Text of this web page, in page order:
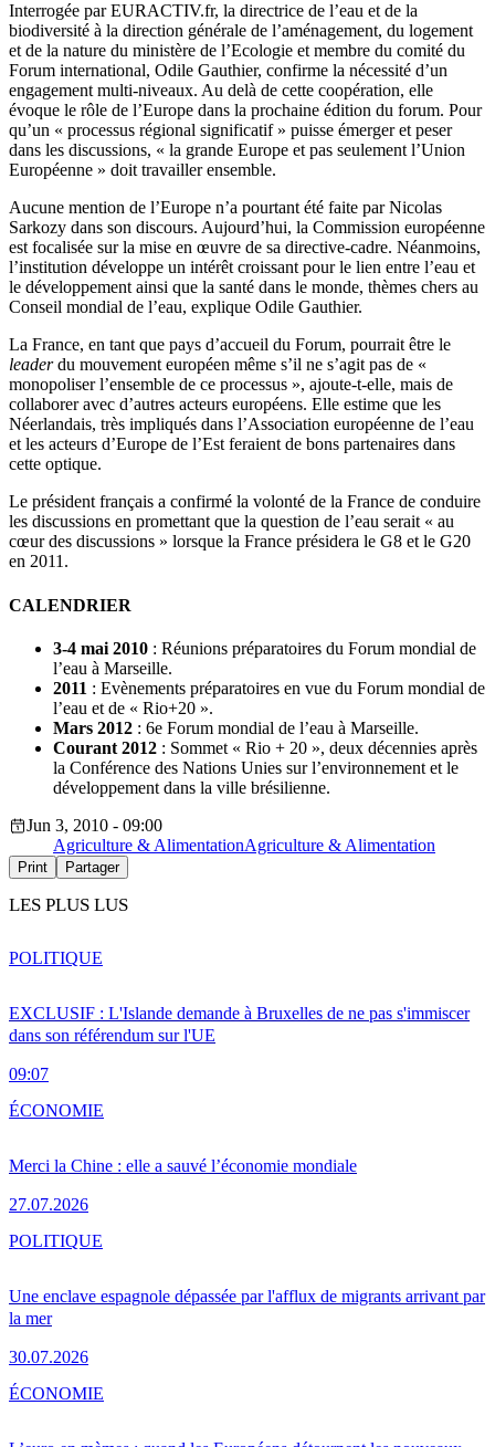
Interrogée par EURACTIV.fr, la directrice de l’eau et de la
biodiversité à la direction générale de l’aménagement, du logement
et de la nature du ministère de l’Ecologie et membre du comité du
Forum international, Odile Gauthier, confirme la nécessité d’un
engagement multi-niveaux. Au delà de cette coopération, elle
évoque le rôle de l’Europe dans la prochaine édition du forum. Pour
qu’un « processus régional significatif » puisse émerger et peser
dans les discussions, « la grande Europe et pas seulement l’Union
Européenne » doit travailler ensemble.
Aucune mention de l’Europe n’a pourtant été faite par Nicolas
Sarkozy dans son discours. Aujourd’hui, la Commission européenne
est focalisée sur la mise en œuvre de sa directive-cadre. Néanmoins,
l’institution développe un intérêt croissant pour le lien entre l’eau et
le développement ainsi que la santé dans le monde, thèmes chers au
Conseil mondial de l’eau, explique Odile Gauthier.
La France, en tant que pays d’accueil du Forum, pourrait être le
leaderdu mouvement européen même s’il ne s’agit pas de «
monopoliser l’ensemble de ce processus », ajoute-t-elle, mais de
collaborer avec d’autres acteurs européens. Elle estime que les
Néerlandais, très impliqués dans l’Association européenne de l’eau
et les acteurs d’Europe de l’Est feraient de bons partenaires dans
cette optique.
Le président français a confirmé la volonté de la France de conduire
les discussions en promettant que la question de l’eau serait « au
cœur des discussions » lorsque la France présidera le G8 et le G20
en 2011.
CALENDRIER
3-4 mai 2010 : Réunions préparatoires du Forum mondial de
l’eau à Marseille.
2011 : Evènements préparatoires en vue du Forum mondial de
l’eau et de « Rio+20 ».
Mars 2012 : 6e Forum mondial de l’eau à Marseille.
Courant 2012 : Sommet « Rio + 20 », deux décennies après
la Conférence des Nations Unies sur l’environnement et le
développement dans la ville brésilienne.
Jun 3, 2010 - 09:00
Agriculture & AlimentationAgriculture & Alimentation
Print Partager
LES PLUS LUS
EXCLUSIF : L'Islande demande à Bruxelles de ne pas s'immiscer
dans son référendum sur l'UE
09:07
POLITIQUE
Merci la Chine : elle a sauvé l’économie mondiale
27.07.2026
ÉCONOMIE
Une enclave espagnole dépassée par l'afflux de migrants arrivant par
la mer
30.07.2026
POLITIQUE
ÉCONOMIE